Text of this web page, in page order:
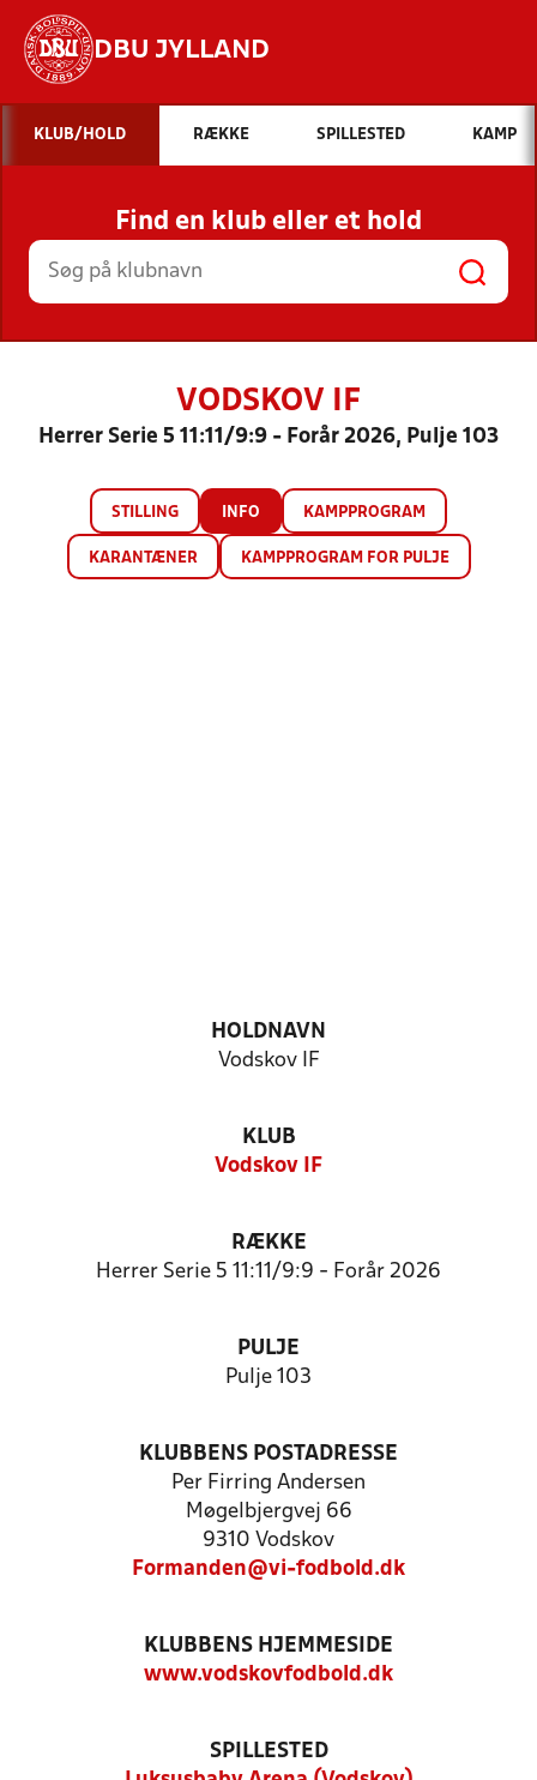
DBU JYLLAND
Hvad vil du søge efter?
INDHOLD OG NYHEDER
STILLINGER, RESULTATER, KLUBBER OG
HOLD
KLUB/HOLD RÆKKE SPILLESTED KAMP
Find en klub eller et hold
VODSKOV IF
Herrer Serie 5 11:11/9:9 - Forår 2026, Pulje 103
STILLING INFO KAMPPROGRAM
KARANTÆNER KAMPPROGRAM FOR PULJE
HOLDNAVN
Vodskov IF
KLUB
Vodskov IF
RÆKKE
Herrer Serie 5 11:11/9:9 - Forår 2026
PULJE
Pulje 103
KLUBBENS POSTADRESSE
Per Firring Andersen
Møgelbjergvej 66
9310 Vodskov
Formanden@vi-fodbold.dk
KLUBBENS HJEMMESIDE
www.vodskovfodbold.dk
SPILLESTED